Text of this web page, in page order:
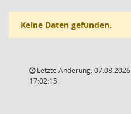
Keine Daten gefunden.
Letzte Änderung: 07.08.2026
17:02:15